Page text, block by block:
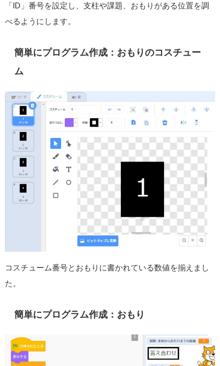
「ID」番号を設定し、支柱や課題、おもりがある位置を調
べるようにします。
簡単にプログラム作成：おもりのコスチュー
ム
コスチューム番号とおもりに書かれている数値を揃えまし
た。
簡単にプログラム作成：おもり